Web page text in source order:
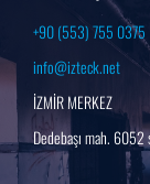
+90 (553) 755 0375
info@izteck.net
İZMİR MERKEZ
Dedebaşı mah.